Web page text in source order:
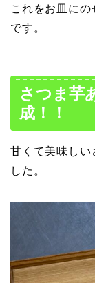
これをお皿に
です。
さつま芋
成！！
甘くて美味しい
した。